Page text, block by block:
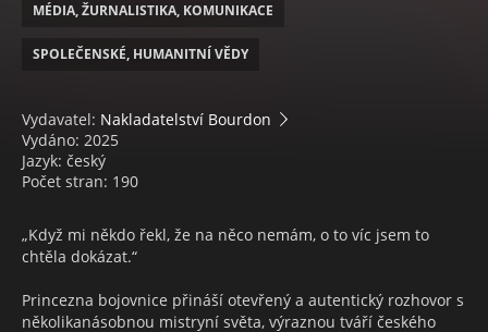
MÉDIA, ŽURNALISTIKA, KOMUNIKACE
SPOLEČENSKÉ, HUMANITNÍ VĚDY
Vydavatel: Nakladatelství Bourdon
Vydáno: 2025
Jazyk: český
Počet stran: 190
„Když mi někdo řekl, že na něco nemám, o to víc jsem to
chtěla dokázat.“
Princezna bojovnice přináší otevřený a autentický rozhovor s
několikanásobnou mistryní světa, výraznou tváří českého